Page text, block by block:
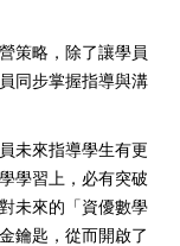
策略，除了讓學員
同步掌握指導與溝
未來指導學生有更
學習上，必有突破
未來的「資優數學
鑰匙，從而開啟了